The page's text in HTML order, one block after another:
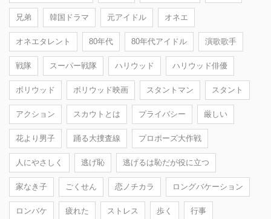
兄弟 韓国ドラマ 元アイドル オネエ
オネエタレント 80年代 80年代アイドル 演歌歌手
戦隊 スーパー戦隊 ハリウッド ハリウッド俳優
ボリウッド ボリウッド映画 スタントマン スタント
アクション スカウトとは プライバシー 厳しい
花より男子 踊る大捜査線 プロポーズ大作戦
人にやさしく 逃げ恥 逃げるは恥だが役に立つ
家なき子 ごくせん 恋ノチカラ ロングバケーション
ロンバケ 疲れた ストレス 歩く 行事